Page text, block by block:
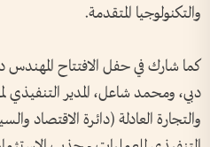
والتكنولوجيا المتقدمة.
كما شارك في حفل الافتتاح المهندس
دبي، ومحمد شاعل، المدير التنفيذي
والتجارة العادلة (دائرة الاقتصاد